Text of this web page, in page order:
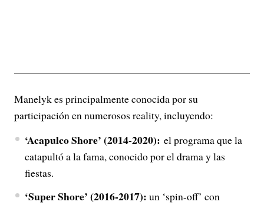
Manelyk es principalmente conocida por su
participación en numerosos reality, incluyendo:
‘Acapulco Shore’ (2014-2020): el programa que la
catapultó a la fama, conocido por el drama y las
fiestas.
‘Super Shore’ (2016-2017): un ‘spin-off’ con